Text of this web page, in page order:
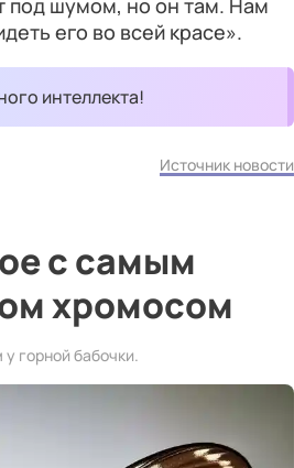
под шумом, но он там. Нам
его во всей красе».
интеллекта!
Источник новости
с самым
хромосом
горной бабочки.